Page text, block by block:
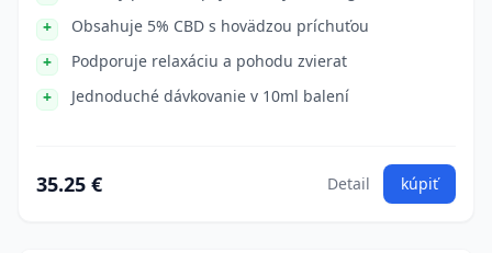
Obsahuje 5% CBD s hovädzou príchuťou
Podporuje relaxáciu a pohodu zvierat
Jednoduché dávkovanie v 10ml balení
35.25 € Detail kúpiť